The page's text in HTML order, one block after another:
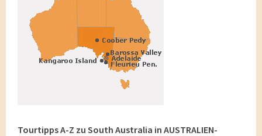
Tourtipps A-Z zu South Australia in AUSTRALIEN-